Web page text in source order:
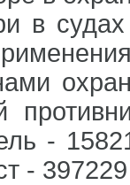
в
-
-